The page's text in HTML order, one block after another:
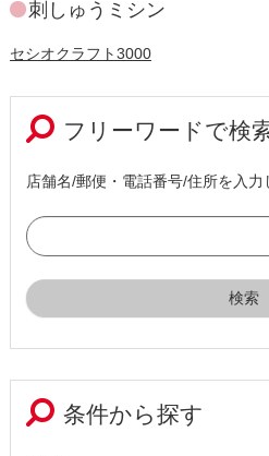
刺しゅうミシン
セシオクラフト3000
フリーワードで検
店舗名/郵便・電話番号/住所を入力
条件から探す